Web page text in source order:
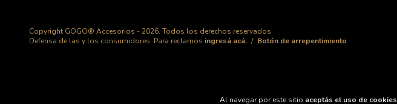
Al navegar por este sitio aceptás el uso de cookies
Copyright GOGO® Accesorios - 2026. Todos los derechos reservados.
Defensa de las y los consumidores. Para reclamos ingresá acá. / Botón de arrepentimiento